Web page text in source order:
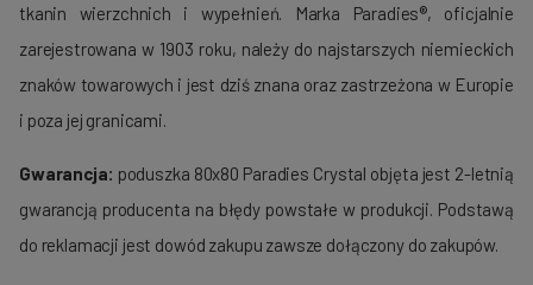
tkanin wierzchnich i wypełnień. Marka Paradies®, oficjalnie
zarejestrowana w 1903 roku, należy do najstarszych nie­mieckich
znaków towarowych i jest dziś znana oraz zastrzeżona w Europie
i poza jej granicami.
Gwarancja: poduszka 80x80 Paradies Crystal objęta jest 2-letnią
gwarancją producenta na błędy powstałe w produkcji. Podstawą
do reklamacji jest dowód zakupu zawsze dołączony do zakupów.